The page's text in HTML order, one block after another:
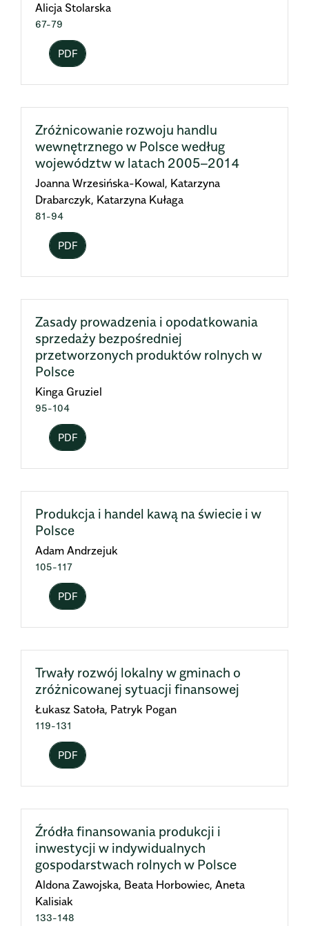
Alicja Stolarska
67-79
PDF
Zróżnicowanie rozwoju handlu
wewnętrznego w Polsce według
województw w latach 2005–2014
Joanna Wrzesińska-Kowal, Katarzyna
Drabarczyk, Katarzyna Kułaga
81-94
PDF
Zasady prowadzenia i opodatkowania
sprzedaży bezpośredniej
przetworzonych produktów rolnych w
Polsce
Kinga Gruziel
95-104
PDF
Produkcja i handel kawą na świecie i w
Polsce
Adam Andrzejuk
105-117
PDF
Trwały rozwój lokalny w gminach o
zróżnicowanej sytuacji finansowej
Łukasz Satoła, Patryk Pogan
119-131
PDF
Źródła finansowania produkcji i
inwestycji w indywidualnych
gospodarstwach rolnych w Polsce
Aldona Zawojska, Beata Horbowiec, Aneta
Kalisiak
133-148